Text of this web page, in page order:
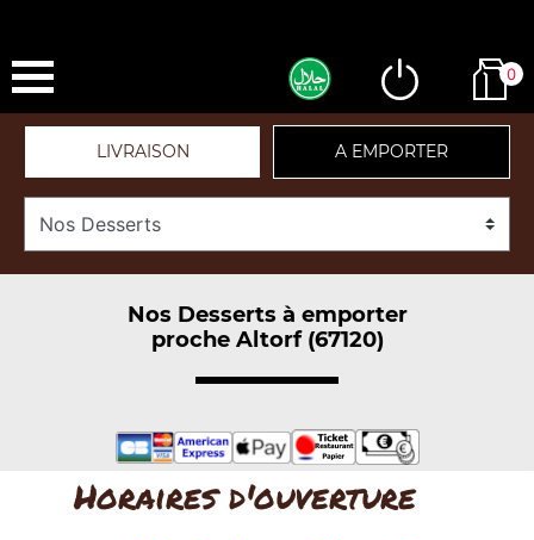
0
LIVRAISON A EMPORTER
Nos Desserts à emporter
proche Altorf (67120)
Horaires d'ouverture